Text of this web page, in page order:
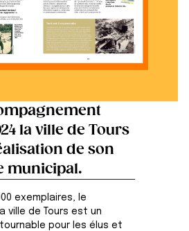
la ville de Tours
de son
municipal.
exemplaires, le
ville de Tours est un
pour les élus et